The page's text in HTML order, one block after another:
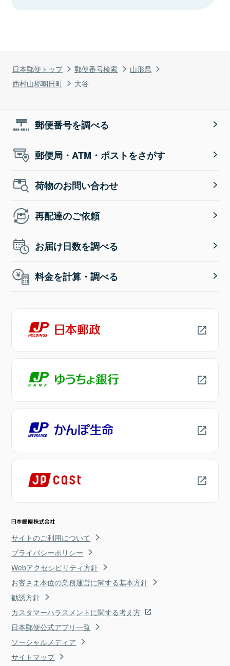
日本郵便トップ 郵便番号検索
山形県
西村山郡朝日町
大谷
郵便番号を調べる
郵便局・ATM・ポストをさがす
荷物のお問い合わせ
再配達のご依頼
お届け日数を調べる
料金を計算・調べる
サイトのご利用について
プライバシーポリシー
Webアクセシビリティ方針
お客さま本位の業務運営に関する基本方針
勧誘方針
カスタマーハラスメントに関する考え方
日本郵便公式アプリ一覧
ソーシャルメディア
サイトマップ